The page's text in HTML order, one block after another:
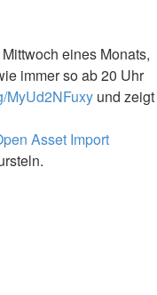
eines Monats,
immer so ab 20 Uhr
MyUd2NFuxy und zeigt
Asset Import